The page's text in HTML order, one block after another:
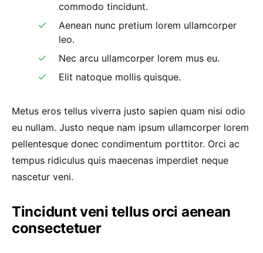
commodo tincidunt.
Aenean nunc pretium lorem ullamcorper
leo.
Nec arcu ullamcorper lorem mus eu.
Elit natoque mollis quisque.
Metus eros tellus viverra justo sapien quam nisi odio
eu nullam. Justo neque nam ipsum ullamcorper lorem
pellentesque donec condimentum porttitor. Orci ac
tempus ridiculus quis maecenas imperdiet neque
nascetur veni.
Tincidunt veni tellus orci aenean
consectetuer